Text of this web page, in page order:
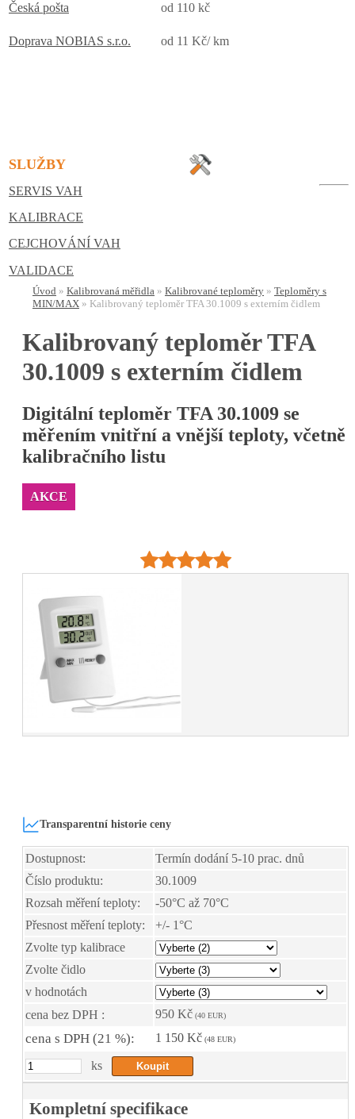
Česká pošta od 110 kč
Doprava NOBIAS s.r.o. od 11 Kč/ km
SLUŽBY
SERVIS VAH
KALIBRACE
CEJCHOVÁNÍ VAH
VALIDACE
Úvod » Kalibrovaná měřidla » Kalibrované teploměry » Teploměry s
MIN/MAX » Kalibrovaný teploměr TFA 30.1009 s externím čidlem
Kalibrovaný teploměr TFA
30.1009 s externím čidlem
Digitální teploměr TFA 30.1009 se
měřením vnitřní a vnější teploty, včetně
kalibračního listu
AKCE
Transparentní historie ceny
Dostupnost:
Termín dodání 5-10 prac. dnů
Číslo produktu:
30.1009
Rozsah měření teploty:
-50°C až 70°C
Přesnost měření teploty:
+/- 1°C
Zvolte typ kalibrace
Zvolte čidlo
v hodnotách
cena bez DPH :
950 Kč (40 EUR)
cena s DPH (21 %): 1 150 Kč (48 EUR)
ks
Kompletní specifikace